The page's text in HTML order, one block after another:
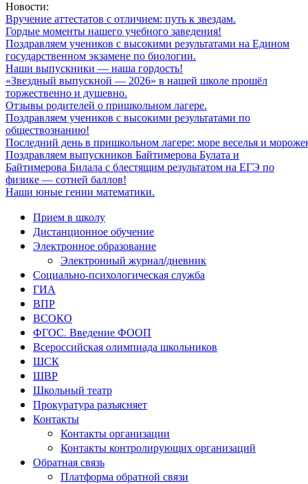
Новости:
Вручение аттестатов с отличием: путь к звездам.
Гордые моменты нашего учебного заведения!
Поздравляем учеников с высокими результатами на Едином
государственном экзамене по биологии.
Наши выпускники — наша гордость!
«Звездный выпускной — 2026» в нашей школе прошёл
торжественно и душевно.
Отзывы родителей о пришкольном лагере.
Поздравляем учеников с высокими результатами по
обществознанию!
Последний день в пришкольном лагере: море веселья и
Поздравляем выпускников Байтимерова Булата и
Байтимерова Билала с блестящим результатом на ЕГЭ по
физике — сотней баллов!
Наши юные гении математики.
Прием в школу
Дистанционное обучение
Электронное образование
Электронный журнал/дневник
Социально-психологическая служба
ГИА
ВПР
ВСОКО
ФГОС. Введение ФООП
Всероссийская олимпиада школьников
ШСК
ШВР
Школьный театр
Прокуратура разъясняет
Контакты
Контакты организации
Контакты контролирующих организаций
Обратная связь
Платформа обратной связи